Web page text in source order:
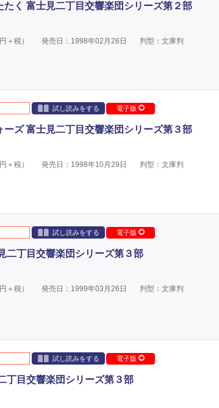
たく 富士見二丁目交響楽団シリーズ第２部
円＋税） 発売日：1998年02月26日 判型：文庫判
試し読みをする 電子版
ーズ 富士見二丁目交響楽団シリーズ第３部
円＋税） 発売日：1998年10月29日 判型：文庫判
試し読みをする 電子版
二丁目交響楽団シリーズ第３部
円＋税） 発売日：1999年03月26日 判型：文庫判
試し読みをする 電子版
丁目交響楽団シリーズ第３部